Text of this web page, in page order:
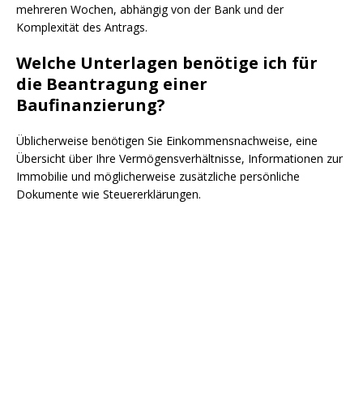
mehreren Wochen, abhängig von der Bank und der
Komplexität des Antrags.
Welche Unterlagen benötige ich für
die Beantragung einer
Baufinanzierung?
Üblicherweise benötigen Sie Einkommensnachweise, eine
Übersicht über Ihre Vermögensverhältnisse, Informationen zur
Immobilie und möglicherweise zusätzliche persönliche
Dokumente wie Steuererklärungen.